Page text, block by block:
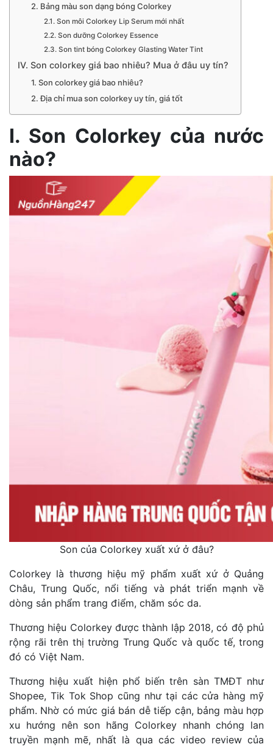
2. Bảng màu son dạng bóng Colorkey
2.1. Son môi Colorkey Lip Serum mới nhất
2.2. Son dưỡng Colorkey Essence
2.3. Son tint bóng Colorkey Glasting Water Tint
IV. Son colorkey giá bao nhiêu? Mua ở đâu uy tín?
1. Son colorkey giá bao nhiêu?
2. Địa chỉ mua son colorkey uy tín, giá tốt
I. Son Colorkey của nước
nào?
Son của Colorkey xuất xứ ở đâu?
Colorkey là thương hiệu mỹ phẩm xuất xứ ở Quảng
Châu, Trung Quốc, nổi tiếng và phát triển mạnh về
dòng sản phẩm trang điểm, chăm sóc da.
Thương hiệu Colorkey được thành lập 2018, có độ phủ
rộng rãi trên thị trường Trung Quốc và quốc tế, trong
đó có Việt Nam.
Thương hiệu xuất hiện phổ biến trên sàn TMĐT như
Shopee, Tik Tok Shop cũng như tại các cửa hàng mỹ
phẩm. Nhờ có mức giá bán dễ tiếp cận, bảng màu hợp
xu hướng nên son hãng Colorkey nhanh chóng lan
truyền mạnh mẽ, nhất là qua các video review của